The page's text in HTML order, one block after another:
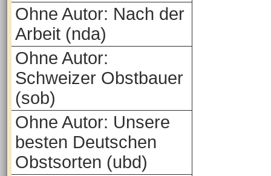
Ohne Autor: Nach der
Arbeit (nda)
Ohne Autor:
Schweizer Obstbauer
(sob)
Ohne Autor: Unsere
besten Deutschen
Obstsorten (ubd)